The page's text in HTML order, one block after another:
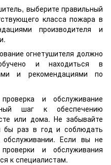
выберите правильный
класса пожара в
производителя и
огнетушителя должно
и находиться в
и рекомендациями по
и обслуживание
шаг к обеспечению
или дома. Не забывайте
бы раз в год и соблюдать
Если вы не
и обслуживания
к специалистам.